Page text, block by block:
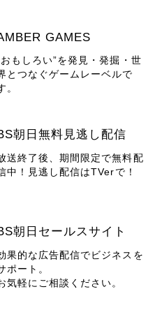
GAMES
おもしろい”を発見・発掘・世
とつなぐゲームレーベルで
。
朝日無料見逃し配信
送終了後、期間限定で無料配
中！見逃し配信はTVerで！
朝日セールスサイト
果的な広告配信でビジネスを
ポート。
気軽にご相談ください。